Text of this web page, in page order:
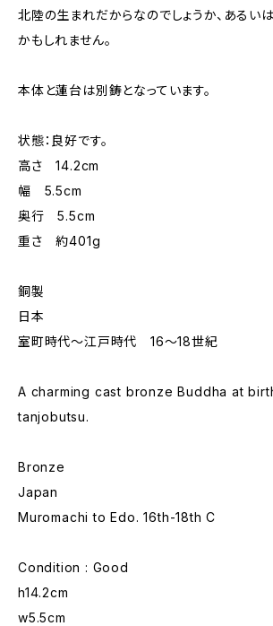
北陸の生まれだからなのでしょうか、あるい
かもしれません。
本体と蓮台は別鋳となっています。
状態：良好です。
高さ 14.2cm
幅 5.5cm
奥行 5.5cm
重さ 約401g
銅製
日本
室町時代～江戸時代 16～18世紀
A charming cast bronze Buddha at
tanjobutsu.
Bronze
Japan
Muromachi to Edo. 16th-18th C
Condition : Good
h14.2cm
w5.5cm